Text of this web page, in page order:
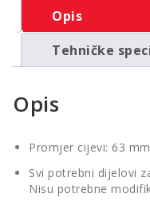
Opis
Tehničke
Opis
Promjer cijevi: 63 mm
Svi potrebni dijelovi
Nisu potrebne